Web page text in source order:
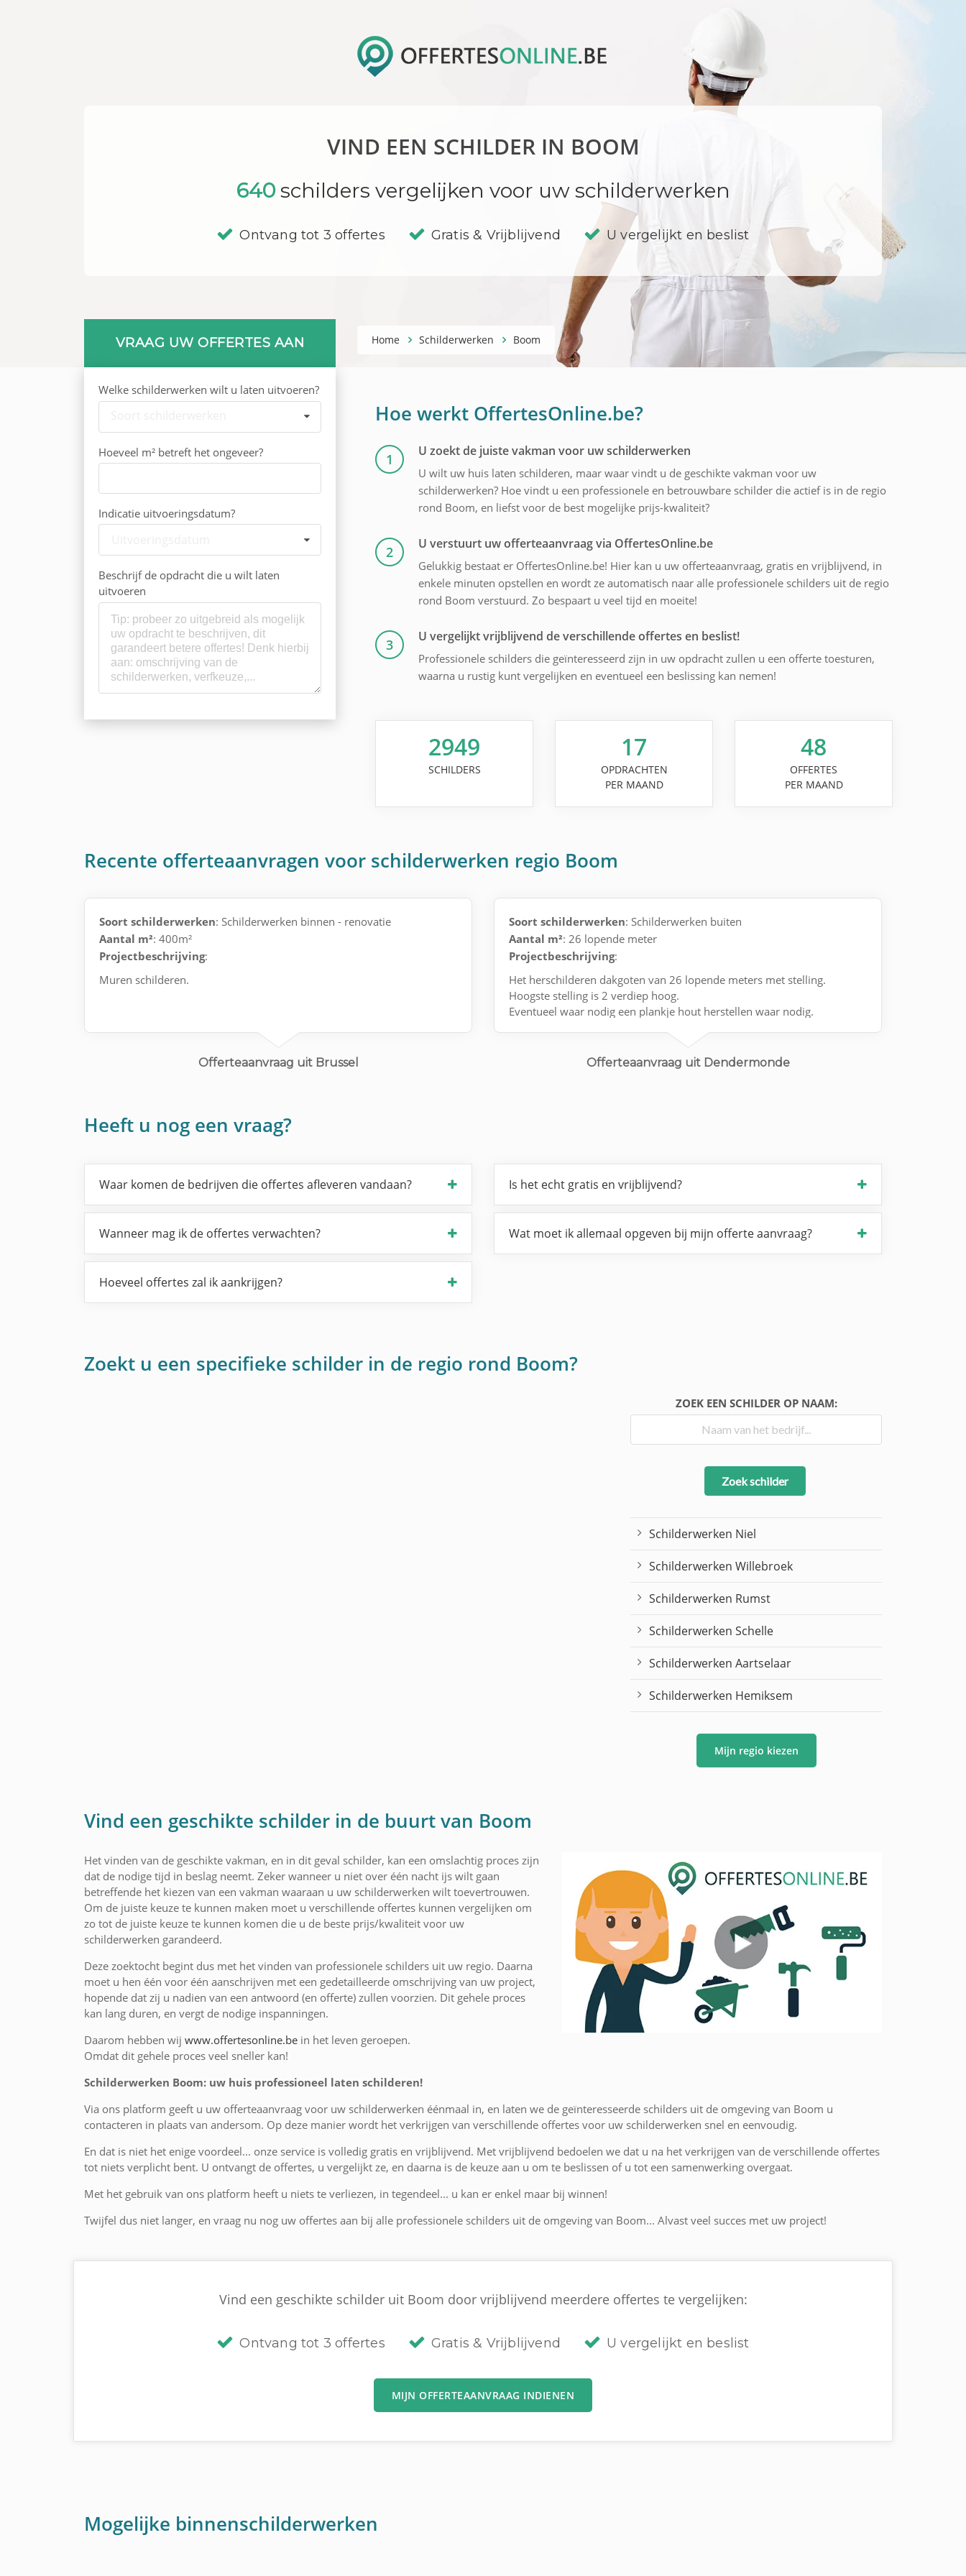
VIND EEN SCHILDER IN BOOM
640schilders vergelijken voor uw schilderwerken
Ontvang tot 3 offertes Gratis & Vrijblijvend U vergelijkt en beslist
Home Schilderwerken Boom
VRAAG UW OFFERTES AAN
Welke schilderwerken wilt u laten uitvoeren?
Hoeveel m² betreft het ongeveer?
Indicatie uitvoeringsdatum?
Beschrijf de opdracht die u wilt laten
uitvoeren
Hoe werkt OffertesOnline.be?
1 U zoekt de juiste vakman voor uw schilderwerken
U wilt uw huis laten schilderen, maar waar vindt u de geschikte vakman voor uw
schilderwerken? Hoe vindt u een professionele en betrouwbare schilder die actief is in de regio
rond Boom, en liefst voor de best mogelijke prijs-kwaliteit?
2 U verstuurt uw offerteaanvraag via OffertesOnline.be
Gelukkig bestaat er OffertesOnline.be! Hier kan u uw offerteaanvraag, gratis en vrijblijvend, in
enkele minuten opstellen en wordt ze automatisch naar alle professionele schilders uit de regio
rond Boom verstuurd. Zo bespaart u veel tijd en moeite!
3 U vergelijkt vrijblijvend de verschillende offertes en beslist!
Professionele schilders die geïnteresseerd zijn in uw opdracht zullen u een offerte toesturen,
waarna u rustig kunt vergelijken en eventueel een beslissing kan nemen!
2949
SCHILDERS
17
OPDRACHTEN
PER MAAND
48
OFFERTES
PER MAAND
Recente offerteaanvragen voor schilderwerken regio Boom
Soort schilderwerken: Schilderwerken binnen - renovatie
Aantal m²: 400m²
Projectbeschrijving:
Muren schilderen.
Offerteaanvraag uit Brussel
Soort schilderwerken: Schilderwerken buiten
Aantal m²: 26 lopende meter
Projectbeschrijving:
Het herschilderen dakgoten van 26 lopende meters met stelling.
Hoogste stelling is 2 verdiep hoog.
Eventueel waar nodig een plankje hout herstellen waar nodig.
Offerteaanvraag uit Dendermonde
Heeft u nog een vraag?
Waar komen de bedrijven die offertes afleveren vandaan?
Wanneer mag ik de offertes verwachten?
Hoeveel offertes zal ik aankrijgen?
Is het echt gratis en vrijblijvend?
Wat moet ik allemaal opgeven bij mijn offerte aanvraag?
Zoekt u een specifieke schilder in de regio rond Boom?
ZOEK EEN SCHILDER OP NAAM:
Zoek schilder
Schilderwerken Niel
Schilderwerken Willebroek
Schilderwerken Rumst
Schilderwerken Schelle
Schilderwerken Aartselaar
Schilderwerken Hemiksem
Mijn regio kiezen
Vind een geschikte schilder in de buurt van Boom
Het vinden van de geschikte vakman, en in dit geval schilder, kan een omslachtig proces zijn
dat de nodige tijd in beslag neemt. Zeker wanneer u niet over één nacht ijs wilt gaan
betreffende het kiezen van een vakman waaraan u uw schilderwerken wilt toevertrouwen.
Om de juiste keuze te kunnen maken moet u verschillende offertes kunnen vergelijken om
zo tot de juiste keuze te kunnen komen die u de beste prijs/kwaliteit voor uw
schilderwerken garandeerd.
Deze zoektocht begint dus met het vinden van professionele schilders uit uw regio. Daarna
moet u hen één voor één aanschrijven met een gedetailleerde omschrijving van uw project,
hopende dat zij u nadien van een antwoord (en offerte) zullen voorzien. Dit gehele proces
kan lang duren, en vergt de nodige inspanningen.
Daarom hebben wij www.offertesonline.be in het leven geroepen.
Omdat dit gehele proces veel sneller kan!
Schilderwerken Boom: uw huis professioneel laten schilderen!
Via ons platform geeft u uw offerteaanvraag voor uw schilderwerken éénmaal in, en laten we de geïnteresseerde schilders uit de omgeving van Boom u
contacteren in plaats van andersom. Op deze manier wordt het verkrijgen van verschillende offertes voor uw schilderwerken snel en eenvoudig.
En dat is niet het enige voordeel... onze service is volledig gratis en vrijblijvend. Met vrijblijvend bedoelen we dat u na het verkrijgen van de verschillende offertes
tot niets verplicht bent. U ontvangt de offertes, u vergelijkt ze, en daarna is de keuze aan u om te beslissen of u tot een samenwerking overgaat.
Met het gebruik van ons platform heeft u niets te verliezen, in tegendeel... u kan er enkel maar bij winnen!
Twijfel dus niet langer, en vraag nu nog uw offertes aan bij alle professionele schilders uit de omgeving van Boom... Alvast veel succes met uw project!
Vind een geschikte schilder uit Boom door vrijblijvend meerdere offertes te vergelijken:
Ontvang tot 3 offertes Gratis & Vrijblijvend U vergelijkt en beslist
MIJN OFFERTEAANVRAAG INDIENEN
Mogelijke binnenschilderwerken